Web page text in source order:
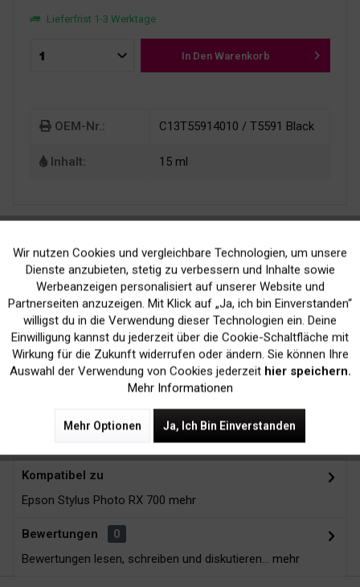
Lieferfrist 1-3 Werktage
In Den Warenkorb
OEM-Nr.: C13T55914010 / T5591 Black
Inhalt: 15 ml
Kein Verlust der
Druckergarantie
Versand innerhalb von
24H*
Beschreibung
Kompatibel zu
Epson Stylus Photo RX 700 mehr
Bewertungen
0
Bewertungen lesen, schreiben und diskutieren... mehr
Funktionale Aktiv
Marketing Inaktiv
Tracking Inaktiv
Wir nutzen Cookies und vergleichbare Technologien, um unsere
Dienste anzubieten, stetig zu verbessern und Inhalte sowie
Werbeanzeigen personalisiert auf unserer Website und
Partnerseiten anzuzeigen. Mit Klick auf „Ja, ich bin Einverstanden“
willigst du in die Verwendung dieser Technologien ein. Deine
Einwilligung kannst du jederzeit über die Cookie-Schaltfläche mit
Wirkung für die Zukunft widerrufen oder ändern. Sie können Ihre
Auswahl der Verwendung von Cookies jederzeit hier speichern.
Mehr Informationen
Mehr Optionen Ja, Ich Bin Einverstanden